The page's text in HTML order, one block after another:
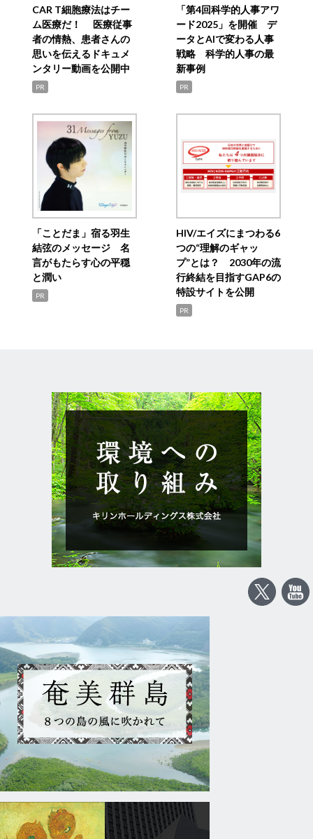
CAR T細胞療法はチー
ム医療だ！ 医療従事
者の情熱、患者さんの
思いを伝えるドキュメ
ンタリー動画を公開中
PR
「第4回科学的人事アワ
ード2025」を開催 デ
ータとAIで変わる人事
戦略 科学的人事の最
新事例
PR
「ことだま」宿る羽生
結弦のメッセージ 名
言がもたらす心の平穏
と潤い
PR
HIV/エイズにまつわる6
つの“理解のギャッ
プ”とは？ 2030年の流
行終結を目指すGAP6の
特設サイトを公開
PR